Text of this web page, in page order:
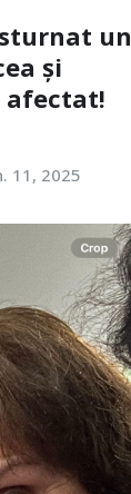
un
și
afectat!
11, 2025